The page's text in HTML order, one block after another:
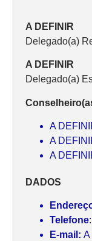
A DEFINIR
Delegado(a)
A DEFINIR
Delegado(a)
A
A
A
DADOS
Telefone
E-mail: A